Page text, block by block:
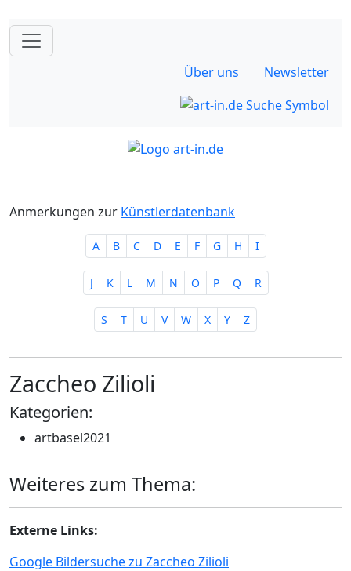
Über uns Newsletter
Anmerkungen zur Künstlerdatenbank
A B C D E F G H I
J K L M N O P Q R
S T U V W X Y Z
Zaccheo Zilioli
Kategorien:
artbasel2021
Weiteres zum Thema:
Externe Links:
Google Bildersuche zu Zaccheo Zilioli